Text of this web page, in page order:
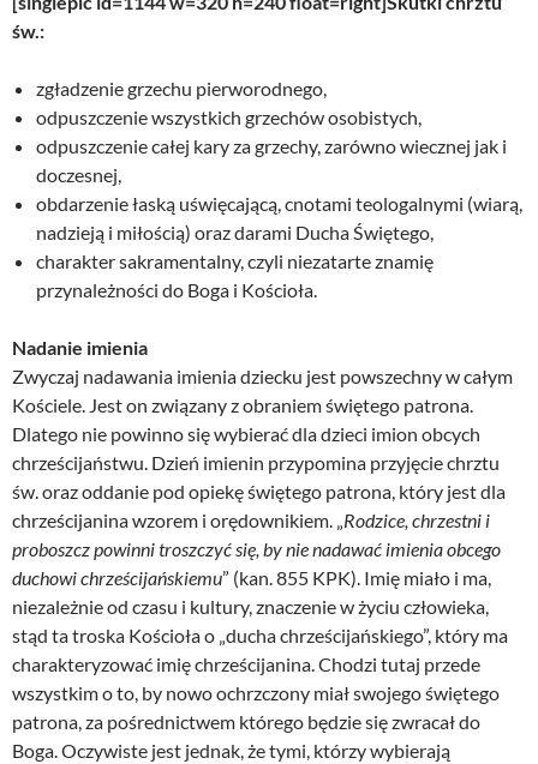
św.:
zgładzenie grzechu pierworodnego,
odpuszczenie wszystkich grzechów osobistych,
odpuszczenie całej kary za grzechy, zarówno wiecznej jak i
doczesnej,
obdarzenie łaską uświęcającą, cnotami teologalnymi (wiarą,
nadzieją i miłością) oraz darami Ducha Świętego,
charakter sakramentalny, czyli niezatarte znamię
przynależności do Boga i Kościoła.
Nadanie imienia
Zwyczaj nadawania imienia dziecku jest powszechny w całym
Kościele. Jest on związany z obraniem świętego patrona.
Dlatego nie powinno się wybierać dla dzieci imion obcych
chrześcijaństwu. Dzień imienin przypomina przyjęcie chrztu
św. oraz oddanie pod opiekę świętego patrona, który jest dla
chrześcijanina wzorem i orędownikiem. „Rodzice, chrzestni i
proboszcz powinni troszczyć się, by nie nadawać imienia obcego
duchowi chrześcijańskiemu” (kan. 855 KPK). Imię miało i ma,
niezależnie od czasu i kultury, znaczenie w życiu człowieka,
stąd ta troska Kościoła o „ducha chrześcijańskiego”, który ma
charakteryzować imię chrześcijanina. Chodzi tutaj przede
wszystkim o to, by nowo ochrzczony miał swojego świętego
patrona, za pośrednictwem którego będzie się zwracał do
Boga. Oczywiste jest jednak, że tymi, którzy wybierają